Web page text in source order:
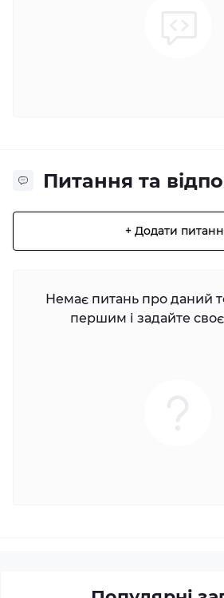
Питання та
+ Додати
Немає питань про даний
першим і задайте